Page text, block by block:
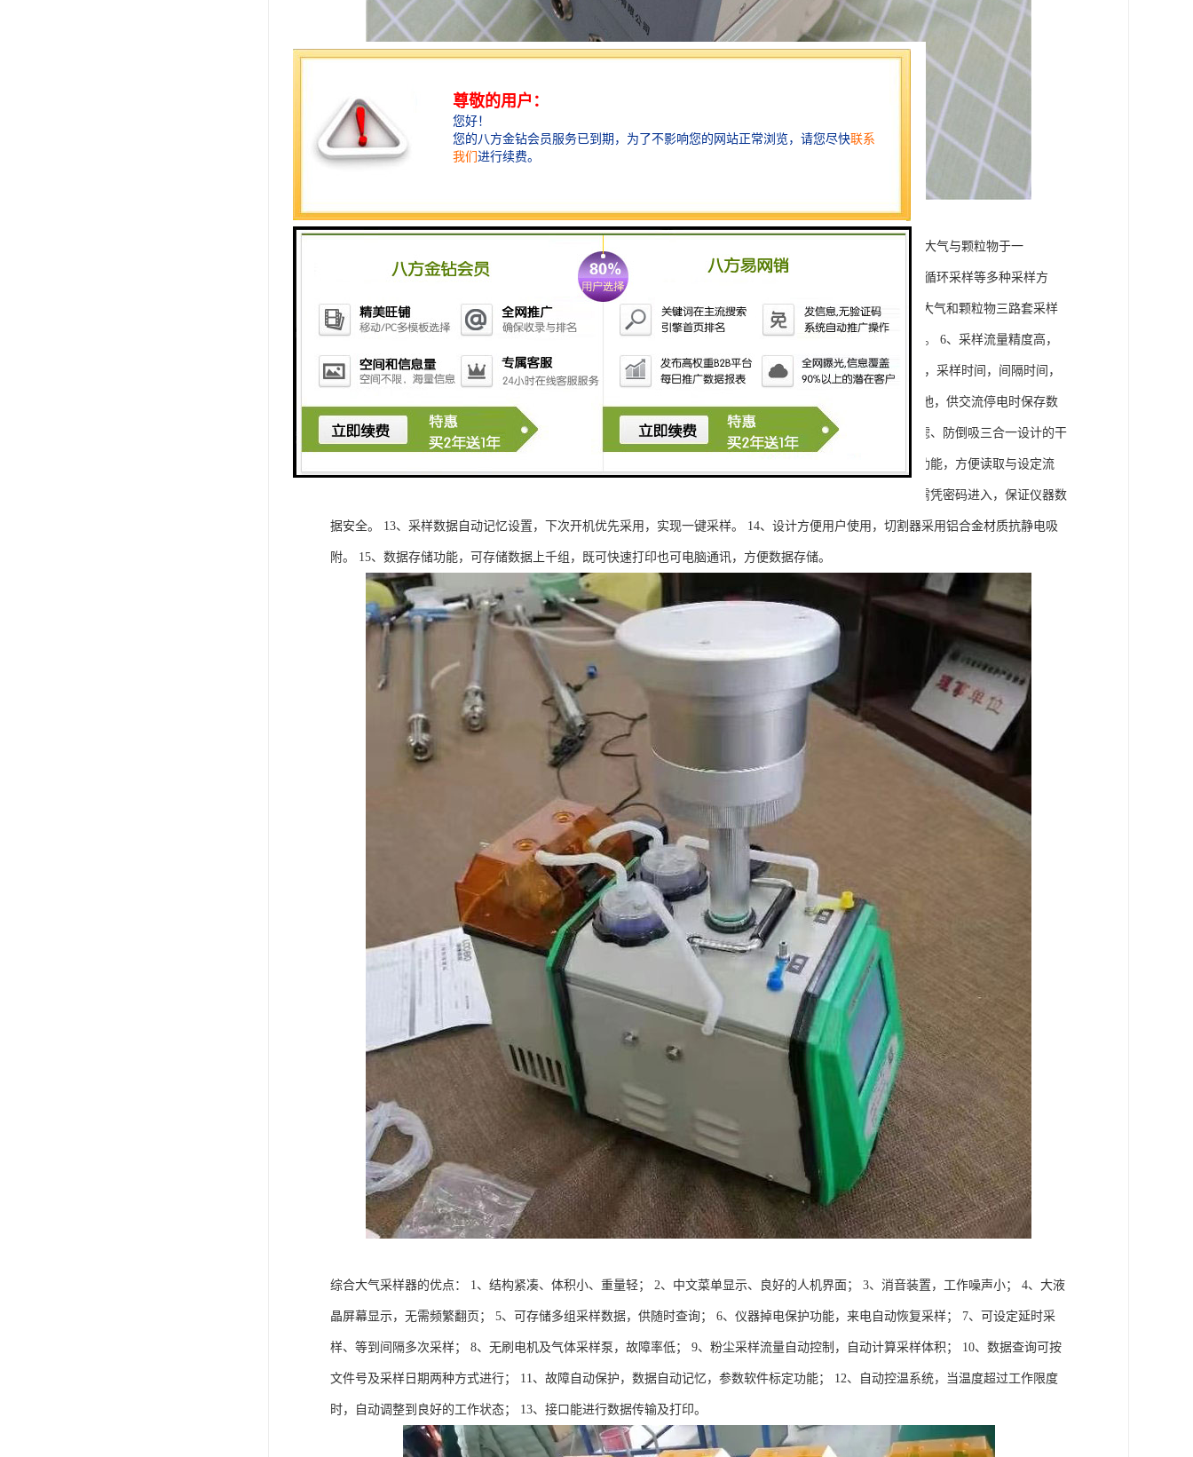
综合大气采样器的性能特点： 1、具有体积小、重量轻、噪音低、智能化程度高、流量稳定、运行可靠，集采大气与颗粒物于一
体。 2、微电脑同时控制两路大气及颗粒物三套采样系统，具有同时采样、单个采样、多次采样、隔日采样、循环采样等多种采样方
式。 3、采用宽温显示屏，良好的人机交互界面，操作方便，中文图形显示，可在低温环境中工作。 4、双路大气和颗粒物三路套采样
系统均采用直流无刷抽气泵。 5、用户可选配交直流两用型主机，配备直流电源箱，可在无交流电的场合采样。 6、采样流量精度高，
稳定性好，可测量大气压力、温度，可根据压力及温度，自动进行状态换算。 7、可设置采样流量，开机时间，采样时间，间隔时间，
循环次数等参数。 8、自动故障保护功能，在规定时间内仍未达到设定流量自动停机保护。 9、内置可充电电池，供交流停电时保存数
据交流来电时自动恢复采样，自动扣除采样过程中的掉电时间，并可供用户查询掉电时间。 10、集干燥、过滤、防倒吸三合一设计的干
燥筒，可以干燥湿气、过滤粉尘以及放倒吸减小对流量的影响，实现长期运转免清洗。 11、流量计自动照亮功能，方便读取与设定流
量，具有气路颜色识别功能，方便用户辨别气路。 12、用户可通过防水键盘对仪器的各项参数进行标定，但需凭密码进入，保证仪器数
据安全。 13、采样数据自动记忆设置，下次开机优先采用，实现一键采样。 14、设计方便用户使用，切割器采用铝合金材质抗静电吸
附。 15、数据存储功能，可存储数据上千组，既可快速打印也可电脑通讯，方便数据存储。
综合大气采样器的优点： 1、结构紧凑、体积小、重量轻； 2、中文菜单显示、良好的人机界面； 3、消音装置，工作噪声小； 4、大液
晶屏幕显示，无需频繁翻页； 5、可存储多组采样数据，供随时查询； 6、仪器掉电保护功能，来电自动恢复采样； 7、可设定延时采
样、等到间隔多次采样； 8、无刷电机及气体采样泵，故障率低； 9、粉尘采样流量自动控制，自动计算采样体积； 10、数据查询可按
文件号及采样日期两种方式进行； 11、故障自动保护，数据自动记忆，参数软件标定功能； 12、自动控温系统，当温度超过工作限度
时，自动调整到良好的工作状态； 13、接口能进行数据传输及打印。